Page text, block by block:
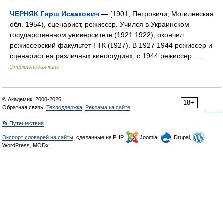
ЧЕРНЯК Гирш Исаакович — (1901, Петровичи, Могилевская
обл. 1954), сценарист, режиссер. Учился в Украинском
государственном университете (1921 1922), окончил
режиссерский факультет ГТК (1927). В 1927 1944 режиссер и
сценарист на различных киностудиях, с 1944 режиссер… …
Энциклопедия кино
18+
© Академик, 2000-2026
Обратная связь: Техподдержка Реклама на сайте
👣 Путешествия
Экспорт словарей на сайты , сделанные на PHP, Joomla,
Drupal,
WordPress, MODx.